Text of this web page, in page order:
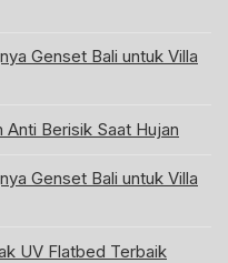
Genset Bali untuk Villa
Berisik Saat Hujan
Genset Bali untuk Villa
UV Flatbed Terbaik